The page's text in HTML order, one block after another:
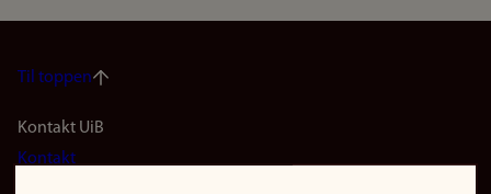
Til toppen
Footer
Kontakt UiB
Kontakt